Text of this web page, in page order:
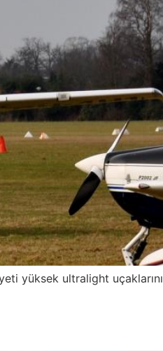
yüksek ultralight uçaklarını